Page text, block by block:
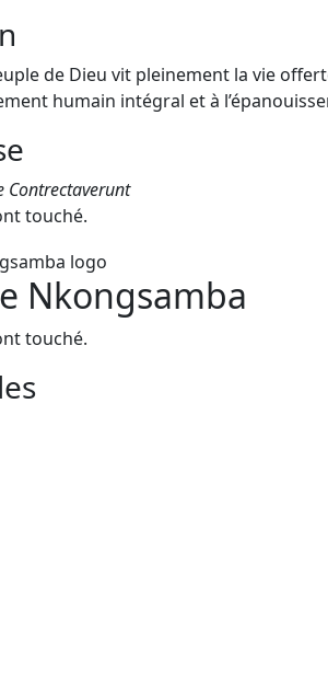
de Dieu vit pleinement la vie
humain intégral et à
Contrectaverunt
touché.
Nkongsamba
touché.